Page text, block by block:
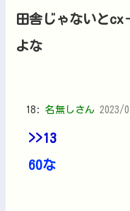
田舎じゃないとcx
よな
18: 名無しさん 2023/
>>13
60な